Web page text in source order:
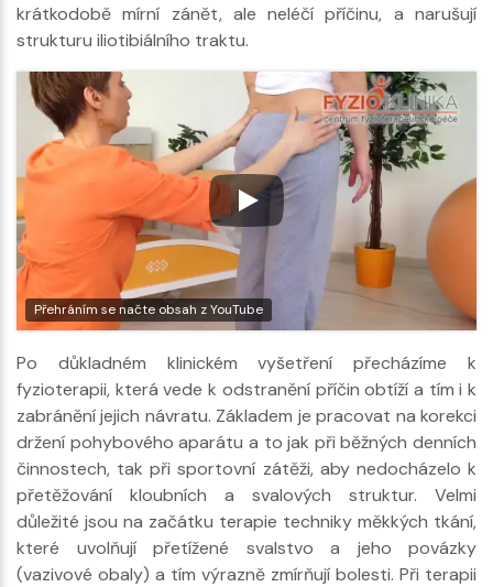
krátkodobě mírní zánět, ale neléčí příčinu, a narušují
strukturu iliotibiálního traktu.
Přehráním se načte obsah z YouTube
Po důkladném klinickém vyšetření přecházíme k
fyzioterapii, která vede k odstranění příčin obtíží a tím i k
zabránění jejich návratu. Základem je pracovat na korekci
držení pohybového aparátu a to jak při běžných denních
činnostech, tak při sportovní zátěži, aby nedocházelo k
přetěžování kloubních a svalových struktur. Velmi
důležité jsou na začátku terapie techniky měkkých tkání,
které uvolňují přetížené svalstvo a jeho povázky
(vazivové obaly) a tím výrazně zmírňují bolesti. Při terapii